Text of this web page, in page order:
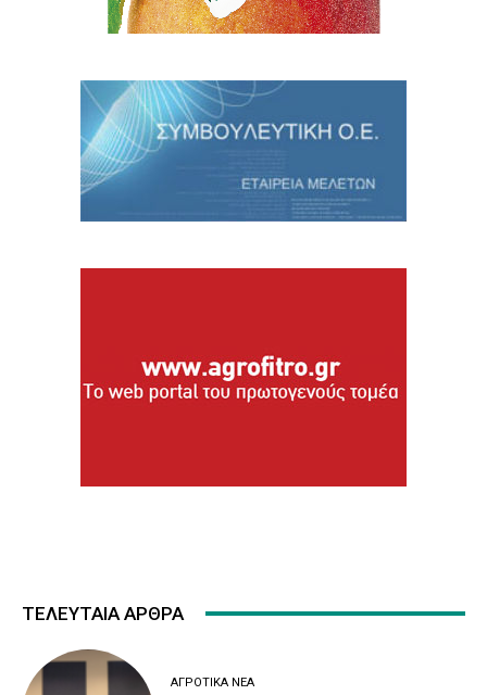
ΤΕΛΕΥΤΑΙΑ ΑΡΘΡΑ
ΑΓΡΟΤΙΚΆ ΝΈΑ